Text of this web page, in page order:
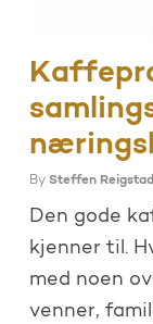
By Steffen Reigstad
Den gode
kjenner til.
med noen
venner,